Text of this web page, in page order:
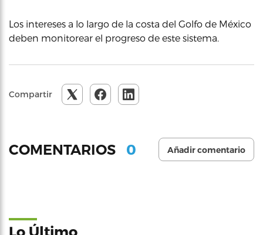
Los intereses a lo largo de la costa del Golfo de México
deben monitorear el progreso de este sistema.
Compartir
COMENTARIOS 0 Añadir comentario
Lo Último